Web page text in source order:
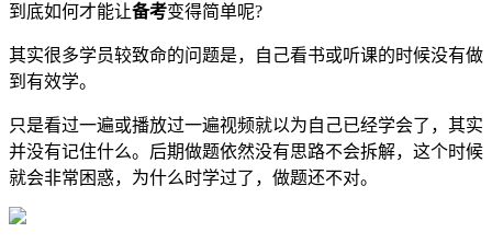
到底如何才能让备考变得简单呢?
其实很多学员较致命的问题是，自己看书或听课的时候没有做
到有效学。
只是看过一遍或播放过一遍视频就以为自己已经学会了，其实
并没有记住什么。后期做题依然没有思路不会拆解，这个时候
就会非常困惑，为什么时学过了，做题还不对。